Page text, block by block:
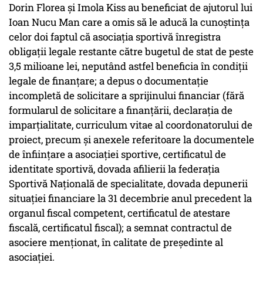
Dorin Florea şi Imola Kiss au beneficiat de ajutorul lui
Ioan Nucu Man care a omis să le aducă la cunoştinţa
celor doi faptul că asociaţia sportivă înregistra
obligaţii legale restante către bugetul de stat de peste
3,5 milioane lei, neputând astfel beneficia în condiţii
legale de finanţare; a depus o documentaţie
incompletă de solicitare a sprijinului financiar (fără
formularul de solicitare a finanţării, declaraţia de
imparţialitate, curriculum vitae al coordonatorului de
proiect, precum şi anexele referitoare la documentele
de înfiinţare a asociaţiei sportive, certificatul de
identitate sportivă, dovada afilierii la federaţia
Sportivă Naţională de specialitate, dovada depunerii
situaţiei financiare la 31 decembrie anul precedent la
organul fiscal competent, certificatul de atestare
fiscală, certificatul fiscal); a semnat contractul de
asociere menţionat, în calitate de preşedinte al
asociaţiei.